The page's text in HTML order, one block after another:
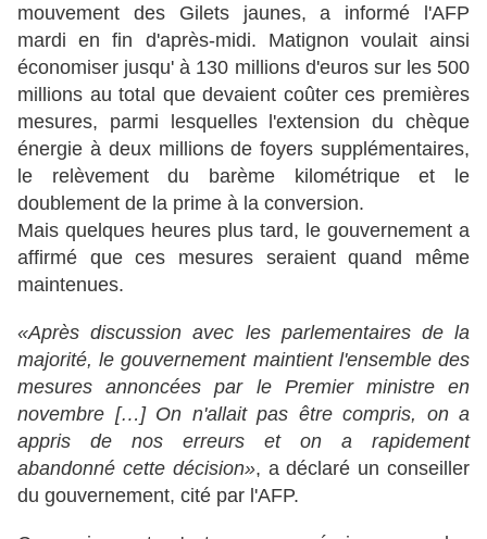
mouvement des Gilets jaunes, a informé l'AFP
mardi en fin d'après-midi. Matignon voulait ainsi
économiser jusqu' à 130 millions d'euros sur les 500
millions au total que devaient coûter ces premières
mesures, parmi lesquelles l'extension du chèque
énergie à deux millions de foyers supplémentaires,
le relèvement du barème kilométrique et le
doublement de la prime à la conversion.
Mais quelques heures plus tard, le gouvernement a
affirmé que ces mesures seraient quand même
maintenues.
«Après discussion avec les parlementaires de la
majorité, le gouvernement maintient l'ensemble des
mesures annoncées par le Premier ministre en
novembre […] On n'allait pas être compris, on a
appris de nos erreurs et on a rapidement
abandonné cette décision», a déclaré un conseiller
du gouvernement, cité par l'AFP.